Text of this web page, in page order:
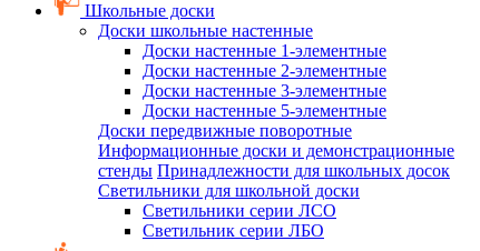
Школьные доски
Доски школьные настенные
Доски настенные 1-элементные
Доски настенные 2-элементные
Доски настенные 3-элементные
Доски настенные 5-элементные
Доски передвижные поворотные
Информационные доски и демонстрационные
стенды Принадлежности для школьных досок
Светильники для школьной доски
Светильники серии ЛСО
Светильник серии ЛБО